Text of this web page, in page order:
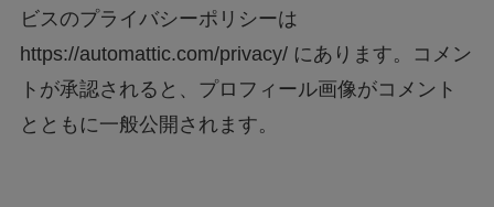
ビスのプライバシーポリシーは
https://automattic.com/privacy/ にあります。コメン
トが承認されると、プロフィール画像がコメント
とともに一般公開されます。